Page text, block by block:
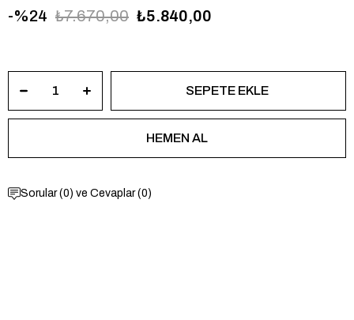
24 ₺7.670,00 ₺5.840,00
Sorular (0) ve Cevaplar (0)